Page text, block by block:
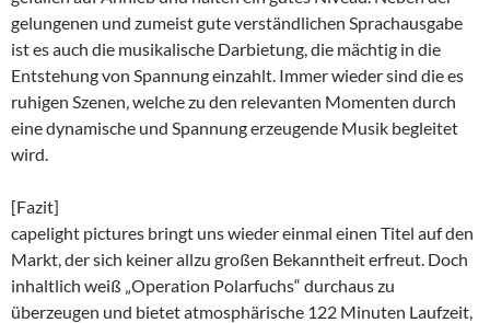
gelungenen und zumeist gute verständlichen Sprachausgabe
ist es auch die musikalische Darbietung, die mächtig in die
Entstehung von Spannung einzahlt. Immer wieder sind die es
ruhigen Szenen, welche zu den relevanten Momenten durch
eine dynamische und Spannung erzeugende Musik begleitet
wird.
[Fazit]
capelight pictures bringt uns wieder einmal einen Titel auf den
Markt, der sich keiner allzu großen Bekanntheit erfreut. Doch
inhaltlich weiß „Operation Polarfuchs“ durchaus zu
überzeugen und bietet atmosphärische 122 Minuten Laufzeit,